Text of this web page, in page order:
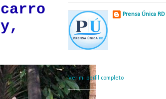
Prensa Única RD
periodístico en todo momento.
Ver mi perfil completo